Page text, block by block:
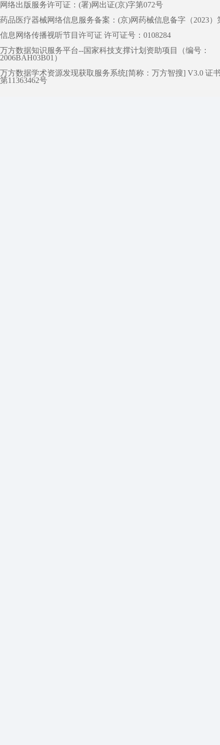
网络出版服务许可证：(署)网出证(京)字第072号
药品医疗器械网络信息服务备案：(京)网药械信息备字（2023）
信息网络传播视听节目许可证 许可证号：0108284
万方数据知识服务平台--国家科技支撑计划资助项目（编号：
2006BAH03B01）
万方数据学术资源发现获取服务系统[简称：万方智搜] V3.0 证
第11363462号